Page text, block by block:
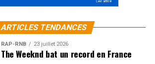
ARTICLES TENDANCES
RAP-RNB 23 juillet 2026
The Weeknd bat un record en France